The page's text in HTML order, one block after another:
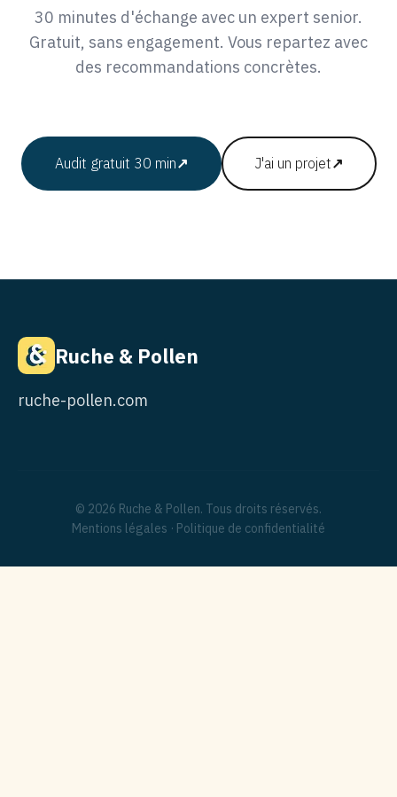
30 minutes d'échange avec un expert senior.
Gratuit, sans engagement. Vous repartez avec
des recommandations concrètes.
Audit gratuit 30 min↗ J'ai un projet↗
Ruche & Pollen
ruche-pollen.com
© 2026 Ruche & Pollen. Tous droits réservés.
Mentions légales · Politique de confidentialité